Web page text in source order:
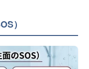
）